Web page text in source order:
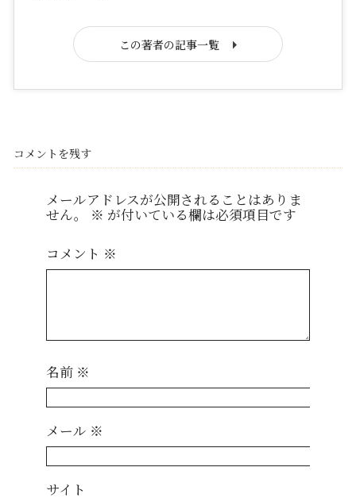
この著者の記事一覧
コメントを残す
メールアドレスが公開されることはありま
せん。 ※ が付いている欄は必須項目です
コメント ※
名前 ※
メール ※
サイト